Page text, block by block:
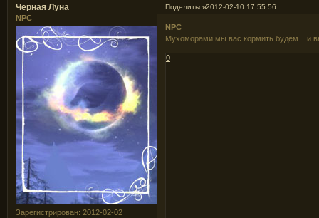
Поделиться2012-02-10 17:55:56
Черная Луна
NPC
Зарегистрирован: 2012-02-02
NPC
Мухоморами мы вас кормить будем... и
0